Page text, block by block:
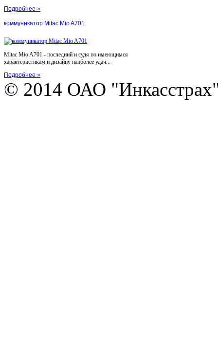
Подробнее »
коммуникатор Mitac Mio A701
Mitac Mio A701 - последний и судя по имеющимся
характеристикам и дизайну наиболее удач...
Подробнее »
© 2014 ОАО